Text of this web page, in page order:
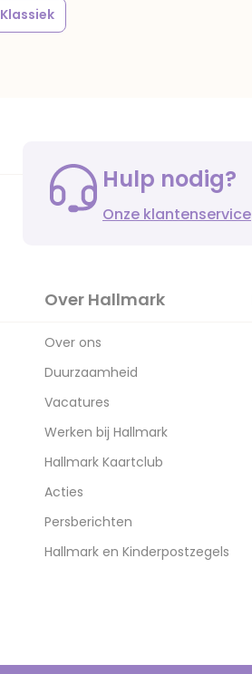
Klassiek
Hulp nodig?
Onze klantenservice
Over Hallmark
Over ons
Duurzaamheid
Vacatures
Werken bij Hallmark
Hallmark Kaartclub
Acties
Persberichten
Hallmark en Kinderpostzegels